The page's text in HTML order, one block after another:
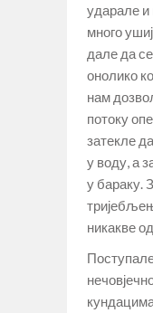
ударале и
много
дале да
онолико
нам
потоку
затекле
у воду, а
у бараку.
никакве